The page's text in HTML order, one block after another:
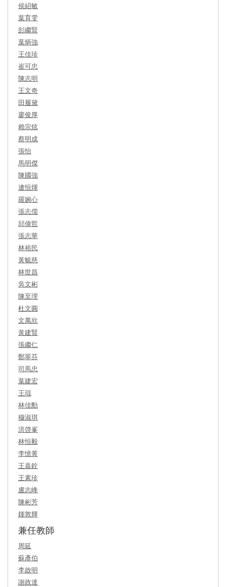
侯紹敏
葉育雯
彭繼賢
葉炳強
王佳珍
崔可忠
陳志明
王文奇
田履黛
廖俊厚
賴宗炫
蔡明成
張怡
馬明傑
陳國強
連恒煇
羅婉心
張志儒
邱偉哲
張志華
林裕民
黃毓慈
林世昌
吳文彬
陳至理
杜文圓
文萬欣
黃建賢
張繼仁
鄭翠芬
司馬忠
葉建宏
王琨
林佳勳
穆淑琪
洪啓峯
林恒毅
李憶菁
王嘉銓
王素珍
盧志峰
陳彬芳
鍾敦輝
兼任教師
周延
蘇彥伯
李啟明
謝政達